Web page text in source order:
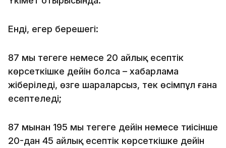
Енді, егер берешегі:
87 мың теңгеге немесе 20 айлық есептік
көрсеткішке дейін болса – хабарлама
жіберіледі, өзге шараларсыз, тек өсімпұл ғана
есептеледі;
87 мыңнан 195 мың теңгеге дейін немесе тиісінше
20-дан 45 айлық есептік көрсеткішке дейін